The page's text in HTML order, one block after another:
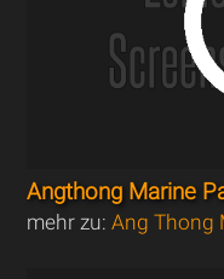
Angthong Marine
mehr zu:Ang Thong